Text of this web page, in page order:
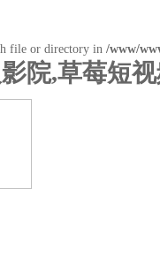
file or directory in /www/
院,草莓短